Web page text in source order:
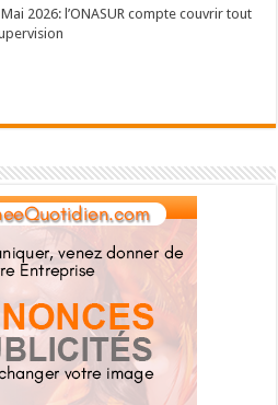
2026: l’ONASUR compte couvrir tout